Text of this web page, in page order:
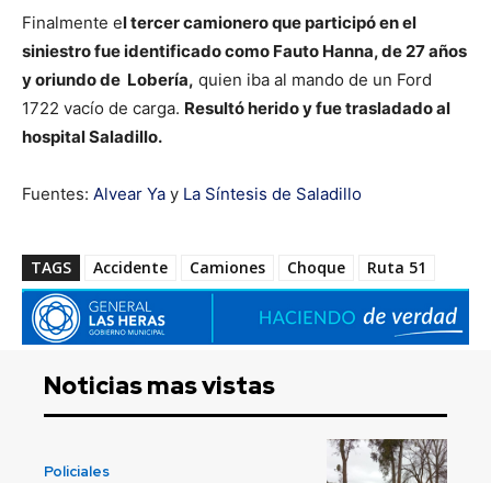
Finalmente el tercer camionero que participó en el
siniestro fue identificado como Fauto Hanna, de 27 años
y oriundo de Lobería, quien iba al mando de un Ford
1722 vacío de carga. Resultó herido y fue trasladado al
hospital Saladillo.
Fuentes: Alvear Ya y La Síntesis de Saladillo
TAGS Accidente Camiones Choque Ruta 51
Noticias mas vistas
Policiales